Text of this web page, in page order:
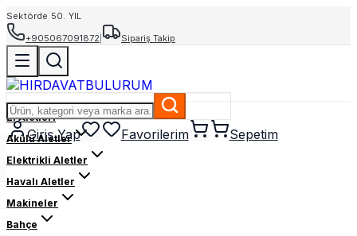
Sektörde 50. YIL
+905067091872
Sipariş Takip
Giriş Yap Favorilerim Sepetim
El Aletleri
Akülü Aletler
Elektrikli Aletler
Havalı Aletler
Makineler
Bahçe